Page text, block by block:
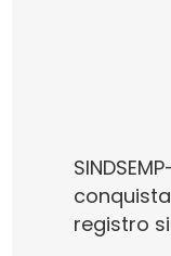
registro